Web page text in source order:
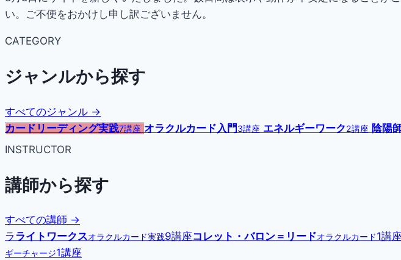
い。ご不便をおかけし申し訳ございません。
CATEGORY
ジャンルから探す
すべてのジャンル →
カードリーディング実践7講座 オラクルカード入門3講座 エネルギーワーク2講座 陰陽
INSTRUCTOR
講師から探す
すべての講師 →
ラ ライトワークスオラクルカード実践9講座コレット・バロン＝リードオラクルカード1講座
ギーチャージ1講座